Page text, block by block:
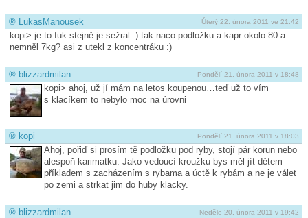
Úterý 22. února 2011 ve 21:42
® LukasManousek
kopi> je to fuk stejně je sežral :) tak naco podložku a kapr okolo 80 a
nemněl 7kg? asi z utekl z koncentráku :)
Pondělí 21. února 2011 v 18:48
® blizzardmilan
kopi> ahoj, už jí mám na letos koupenou…teď už to vím
s klacíkem to nebylo moc na úrovni
Pondělí 21. února 2011 v 18:03
® kopi
Ahoj, pořiď si prosím tě podložku pod ryby, stojí pár korun nebo
alespoň karimatku. Jako vedoucí kroužku bys měl jít dětem
příkladem s zacházením s rybama a úctě k rybám a ne je válet
po zemi a strkat jim do huby klacky.
Neděle 20. února 2011 v 19:42
® blizzardmilan